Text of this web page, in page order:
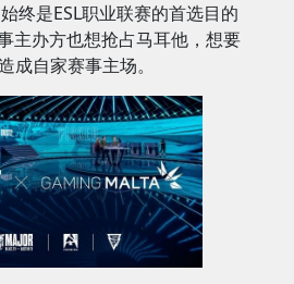
终是ESL职业联赛的首选目的
主办方也想抢占马耳他，想要
成自家赛事主场。